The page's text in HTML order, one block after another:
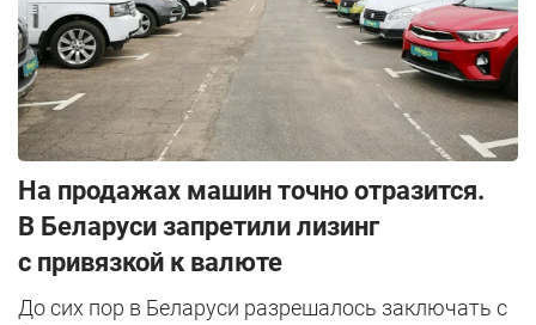
На продажах машин точно отразится.
В Беларуси запретили лизинг
c привязкой к валюте
До сих пор в Беларуси разрешалось заключать с